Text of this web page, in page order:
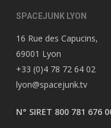
SPACEJUNK LYON
16 Rue des Capucins,
69001 Lyon
+33 (0)4 78 72 64 02
lyon@spacejunk.tv
N° SIRET 800 781 676